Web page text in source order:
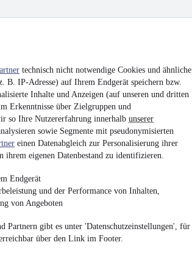
technisch nicht notwendige Cookies und ähnliche
B. IP-Adresse) auf Ihrem Endgerät speichern bzw.
Inhalte und Anzeigen (auf unseren und dritten
Erkenntnisse über Zielgruppen und
so Ihre Nutzererfahrung innerhalb unserer
sowie Segmente mit pseudonymisierten
einen Datenabgleich zur Personalisierung ihrer
eigenen Datenbestand zu identifizieren.
Endgerät
und der Performance von Inhalten,
von Angeboten
Partnern gibt es unter 'Datenschutzeinstellungen', für
über den Link im Footer.